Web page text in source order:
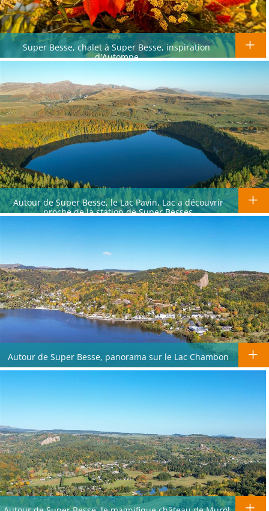
Super Besse, chalet à Super Besse, inspiration
d'Automne
Autour de Super Besse, le Lac Pavin, Lac a découvrir
proche de la station de Super Besses
Autour de Super Besse, panorama sur le Lac Chambon